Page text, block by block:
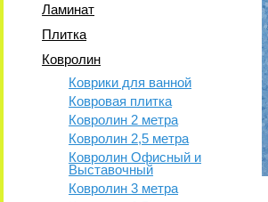
Ламинат
Плитка
Ковролин
Коврики для ванной
Ковровая плитка
Ковролин 2 метра
Ковролин 2,5 метра
Ковролин Офисный и
Выставочный
Ковролин 3 метра